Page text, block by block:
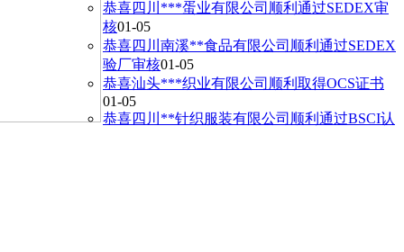
恭喜四川***蛋业有限公司顺利通过SEDEX审
核01-05
恭喜四川南溪**食品有限公司顺利通过SEDEX
验厂审核01-05
恭喜汕头***织业有限公司顺利取得OCS证书
01-05
恭喜四川**针织服装有限公司顺利通过BSCI认